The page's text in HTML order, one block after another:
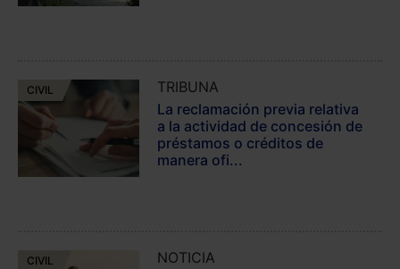
CIVIL
TRIBUNA
La reclamación previa relativa
a la actividad de concesión de
préstamos o créditos de
manera ofi...
CIVIL
NOTICIA